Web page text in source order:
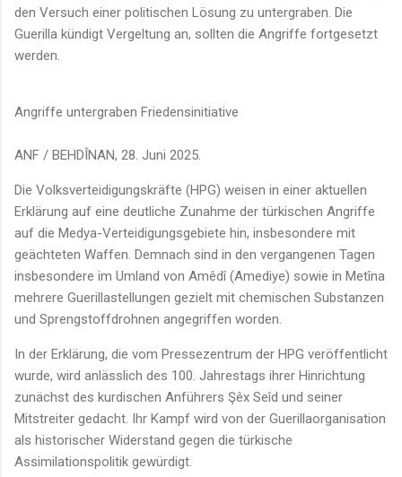
den Versuch einer politischen Lösung zu untergraben. Die
Guerilla kündigt Vergeltung an, sollten die Angriffe fortgesetzt
werden.
Angriffe untergraben Friedensinitiative
ANF / BEHDÎNAN, 28. Juni 2025.
Die Volksverteidigungskräfte (HPG) weisen in einer aktuellen
Erklärung auf eine deutliche Zunahme der türkischen Angriffe
auf die Medya-Verteidigungsgebiete hin, insbesondere mit
geächteten Waffen. Demnach sind in den vergangenen Tagen
insbesondere im Umland von Amêdî (Amediye) sowie in Metîna
mehrere Guerillastellungen gezielt mit chemischen Substanzen
und Sprengstoffdrohnen angegriffen worden.
In der Erklärung, die vom Pressezentrum der HPG veröffentlicht
wurde, wird anlässlich des 100. Jahrestags ihrer Hinrichtung
zunächst des kurdischen Anführers Şêx Seîd und seiner
Mitstreiter gedacht. Ihr Kampf wird von der Guerillaorganisation
als historischer Widerstand gegen die türkische
Assimilationspolitik gewürdigt.